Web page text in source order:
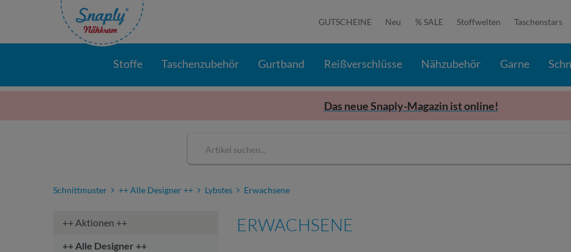
GUTSCHEINE Neu % SALE Stoffwelten Taschenstars
Stoffe Taschenzubehör Gurtband Reißverschlüsse Nähzubehör Garne
Das neue Snaply-Magazin ist online!
Schnittmuster ++ Alle Designer ++ Lybstes Erwachsene
++ Aktionen ++
++ Alle Designer ++
ERWACHSENE